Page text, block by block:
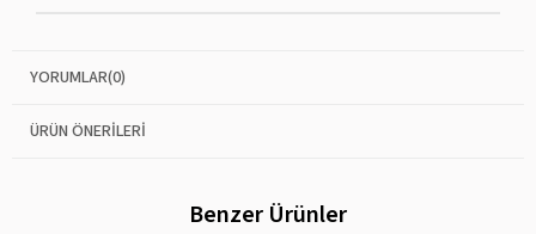
YORUMLAR(0)
ÜRÜN ÖNERILERI
Benzer Ürünler